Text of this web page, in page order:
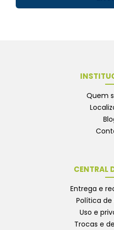
Quem
CENTRAL
Entrega e
Política
Uso e
Trocas e